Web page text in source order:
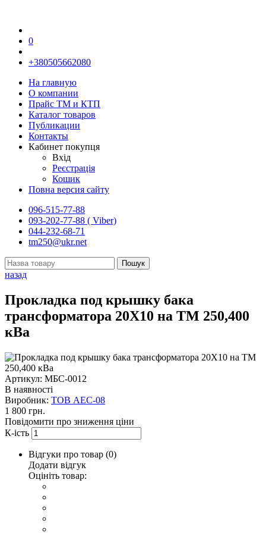
0
+380505662080
На главную
О компании
Прайс TM и КТП
Каталог товаров
Публикации
Контакты
Кабинет покупця
Вхід
Реєстрація
Кошик
Повна версия сайту
096-515-77-88
093-202-77-88 ( Viber)
044-232-68-71
tm250@ukr.net
назад
Прокладка под крышку бака
трансформатора 20Х10 на ТМ 250,400
кВа
Артикул: МБС-0012
В наявності
Виробник: ТОВ AEC-08
1 800 грн.
Повідомити про зниження ціни
К-ість
Відгуки про товар (0)
Додати відгук
Оцініть товар: